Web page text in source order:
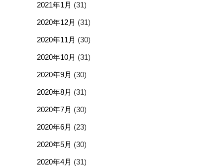
2021年1月 (31)
2020年12月 (31)
2020年11月 (30)
2020年10月 (31)
2020年9月 (30)
2020年8月 (31)
2020年7月 (30)
2020年6月 (23)
2020年5月 (30)
2020年4月 (31)